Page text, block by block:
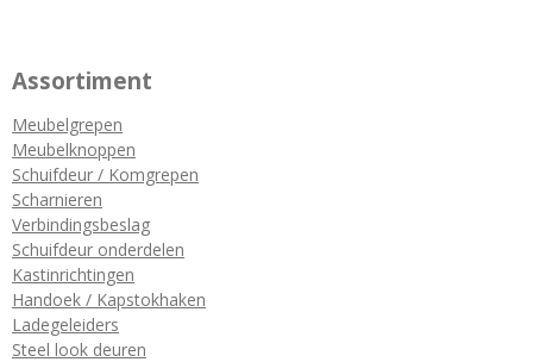
Assortiment
Meubelgrepen
Meubelknoppen
Schuifdeur / Komgrepen
Scharnieren
Verbindingsbeslag
Schuifdeur onderdelen
Kastinrichtingen
Handoek / Kapstokhaken
Ladegeleiders
Steel look deuren